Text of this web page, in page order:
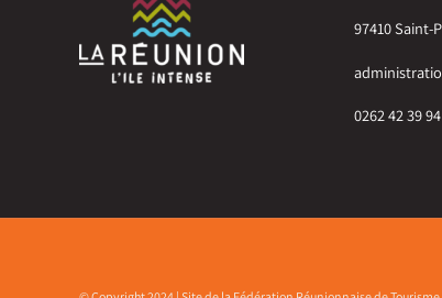
97410 Saint-
0262 42 39 94